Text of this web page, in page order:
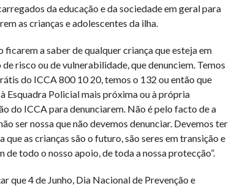
da educação e da sociedade em geral para
as crianças e adolescentes da ilha.
ficarem a saber de qualquer criança que esteja em
de risco ou de vulnerabilidade, que denunciem. Temos
do ICCA 800 10 20, temos o 132 ou então que
Esquadra Policial mais próxima ou à própria
do ICCA para denunciarem. Não é pelo facto de a
ser nossa que não devemos denunciar. Devemos ter
que as crianças são o futuro, são seres em transição e
de todo o nosso apoio, de toda a nossa protecção”.
que 4 de Junho, Dia Nacional de Prevenção e